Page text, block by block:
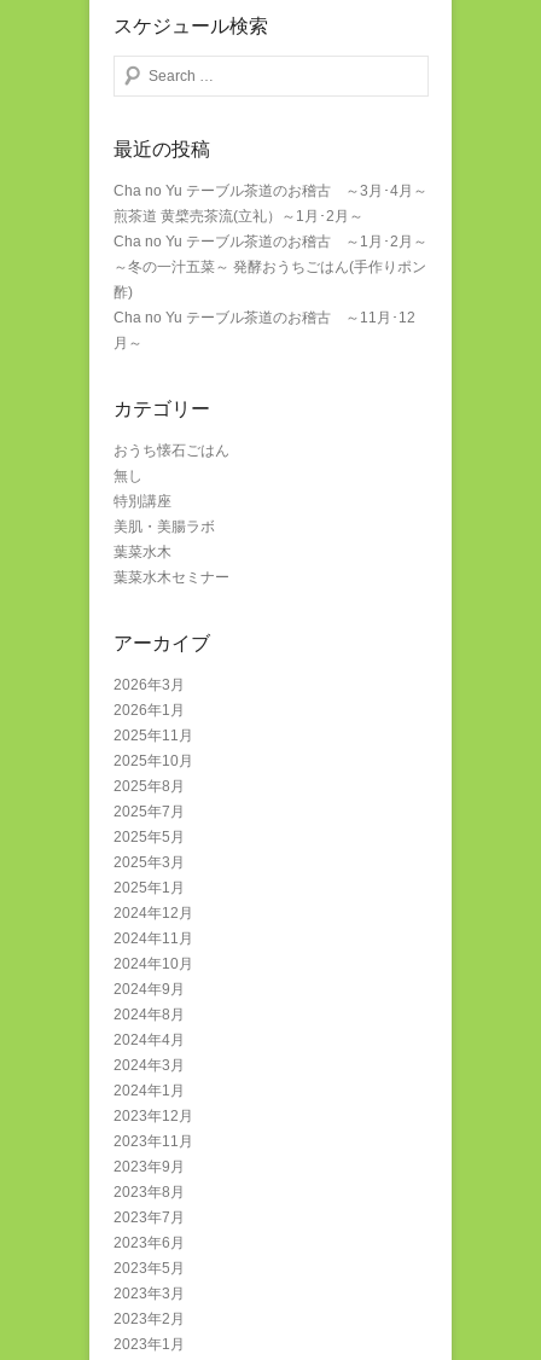
スケジュール検索
検索する
最近の投稿
Cha no Yu テーブル茶道のお稽古 ～3月･4月～
煎茶道 黄檗売茶流(立礼）～1月･2月～
Cha no Yu テーブル茶道のお稽古 ～1月･2月～
～冬の一汁五菜～ 発酵おうちごはん(手作りポン
酢)
Cha no Yu テーブル茶道のお稽古 ～11月･12
月～
カテゴリー
おうち懐石ごはん
無し
特別講座
美肌・美腸ラボ
葉菜水木
葉菜水木セミナー
アーカイブ
2026年3月
2026年1月
2025年11月
2025年10月
2025年8月
2025年7月
2025年5月
2025年3月
2025年1月
2024年12月
2024年11月
2024年10月
2024年9月
2024年8月
2024年4月
2024年3月
2024年1月
2023年12月
2023年11月
2023年9月
2023年8月
2023年7月
2023年6月
2023年5月
2023年3月
2023年2月
2023年1月